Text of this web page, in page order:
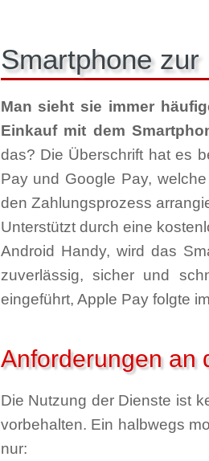
Smartphone
Man sieht sie immer
Einkauf mit dem
das? Die Überschrift hat es
Pay und Google Pay,
den Zahlungsprozess
Unterstützt durch eine
Android Handy, wird das
zuverlässig, sicher und
eingeführt, Apple Pay folgte
Anforderungen an
Die Nutzung der Dienste ist
vorbehalten. Ein halbwegs
nur: